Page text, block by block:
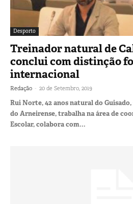
Desporto
Treinador natural de
conclui com distinção
internacional
Redação - 20 de Setembro, 2019
Rui Norte, 42 anos natural do
do Arneirense, trabalha na área de
Escolar, colabora com...